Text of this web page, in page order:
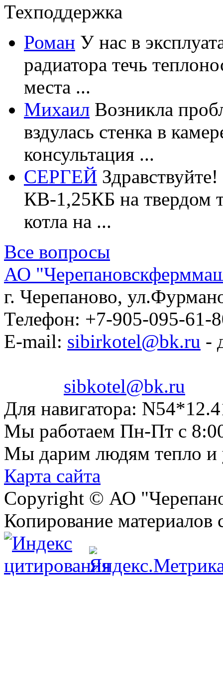
Техподдержка
Роман У нас в
радиатора течь
места ...
Михаил Возникла
вздулась стенка в
консультация ...
СЕРГЕЙ
КВ-1,25КБ на твердом
котла на ...
Все вопросы
АО
г. Черепаново,
Телефон: +7-905-095-61-
E-mail: sibirkotel@bk.ru -
sibkotel@bk.ru
Для навигатора:
Мы работаем Пн-Пт с
Мы дарим людям тепло и
Карта сайта
Copyright © АО
Копирование материалов